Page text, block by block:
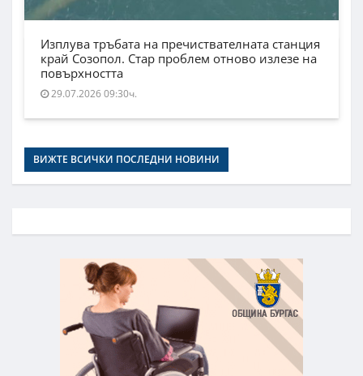
Изплува тръбата на пречиствателната станция
край Созопол. Стар проблем отново излезе на
повърхността
29.07.2026 09:30ч.
ВИЖТЕ ВСИЧКИ ПОСЛЕДНИ НОВИНИ